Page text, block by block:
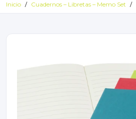
Inicio Cuadernos – Libretas – Memo Set